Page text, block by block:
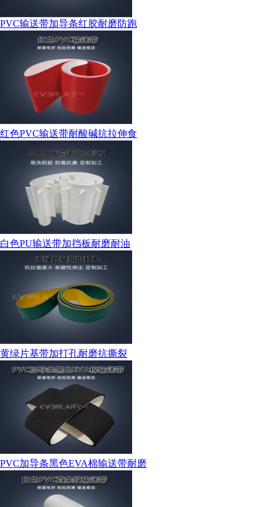
PVC输送带加导条红胶耐磨防跑
红色PVC输送带耐酸碱抗拉伸食
白色PU输送带加挡板耐磨耐油
黄绿片基带加打孔耐磨抗撕裂
PVC加导条黑色EVA棉输送带耐磨